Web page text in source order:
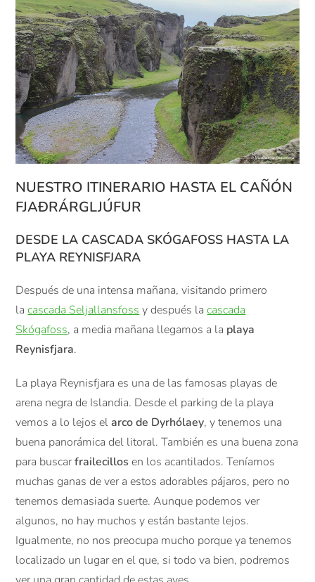
NUESTRO ITINERARIO HASTA EL CAÑÓN
FJAÐRÁRGLJÚFUR
DESDE LA CASCADA SKÓGAFOSS HASTA LA
PLAYA REYNISFJARA
Después de una intensa mañana, visitando primero
lacascada Seljallansfoss y después lacascada
Skógafoss, a media mañana llegamos a la playa
Reynisfjara.
La playa Reynisfjara es una de las famosas playas de
arena negra de Islandia. Desde el parking de la playa
vemos a lo lejos elarco de Dyrhólaey, y tenemos una
buena panorámica del litoral. También es una buena zona
para buscarfrailecillos en los acantilados. Teníamos
muchas ganas de ver a estos adorables pájaros, pero no
tenemos demasiada suerte. Aunque podemos ver
algunos, no hay muchos y están bastante lejos.
Igualmente, no nos preocupa mucho porque ya tenemos
localizado un lugar en el que, si todo va bien, podremos